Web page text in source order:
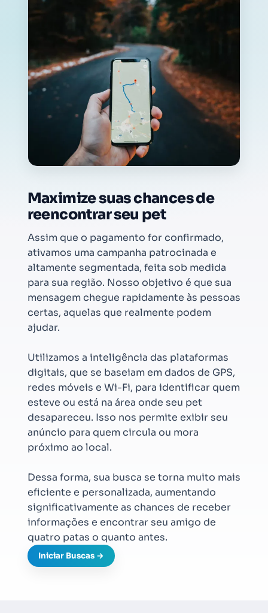
Maximize suas chances de
reencontrar seu pet
Assim que o pagamento for confirmado,
ativamos uma campanha patrocinada e
altamente segmentada, feita sob medida
para sua região. Nosso objetivo é que sua
mensagem chegue rapidamente às pessoas
certas, aquelas que realmente podem
ajudar.
Utilizamos a inteligência das plataformas
digitais, que se baseiam em dados de GPS,
redes móveis e Wi-Fi, para identificar quem
esteve ou está na área onde seu pet
desapareceu. Isso nos permite exibir seu
anúncio para quem circula ou mora
próximo ao local.
Dessa forma, sua busca se torna muito mais
eficiente e personalizada, aumentando
significativamente as chances de receber
informações e encontrar seu amigo de
quatro patas o quanto antes.
Iniciar Buscas →